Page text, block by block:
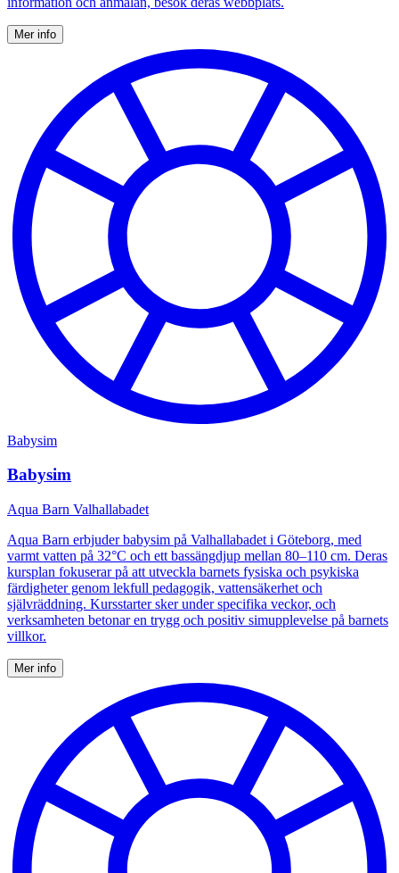
Mer info
Babysim
Babysim
Aqua Barn Valhallabadet
Aqua Barn erbjuder babysim på Valhallabadet i Göteborg, med
varmt vatten på 32°C och ett bassängdjup mellan 80–110 cm. Deras
kursplan fokuserar på att utveckla barnets fysiska och psykiska
färdigheter genom lekfull pedagogik, vattensäkerhet och
självräddning. Kursstarter sker under specifika veckor, och
verksamheten betonar en trygg och positiv simupplevelse på barnets
villkor.
Mer info